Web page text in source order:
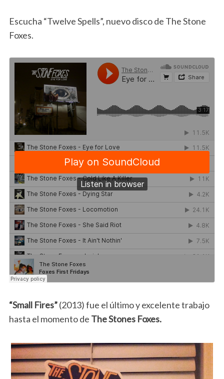
Escucha “Twelve Spells”, nuevo disco de The Stone
Foxes.
“Small Fires”(2013) fue el último y excelente trabajo
hasta el momento de The Stones Foxes.